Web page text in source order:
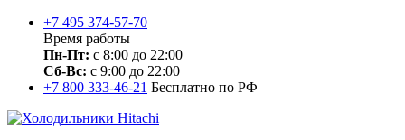
+7 495 374-57-70
Время работы
Пн-Пт: с 8:00 до 22:00
Сб-Вс: с 9:00 до 22:00
+7 800 333-46-21 Бесплатно по РФ